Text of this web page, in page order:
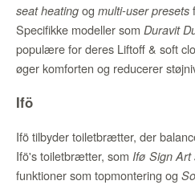
seat heating og multi-user presets
Specifikke modeller som Duravit
populære for deres Liftoff & soft
øger komforten og reducerer
Ifö
Ifö tilbyder toiletbrætter, der
Ifö's toiletbrætter, som Ifø Sign
funktioner som topmontering og